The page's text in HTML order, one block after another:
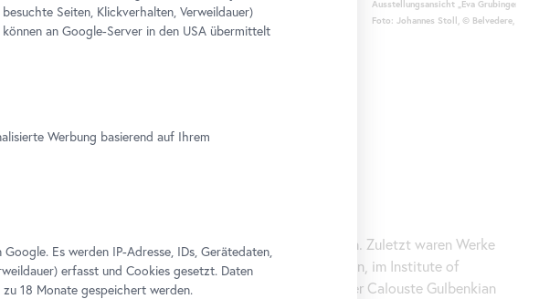
Malady of
Infinite“
Wien; © Bildrecht Wien
Ausstellungsansicht „Eva Grubinger. Malady
Foto: Johannes Stoll, © Belvedere, Wien; ©
wurde 1970 in Salzburg geboren und lebt in Berlin. Zuletzt waren Werke
u. a. auf der Busan Biennale, im Bloomberg Space, London, im Institute of
Arts, London, im Witte de With, Rotterdam, in der Calouste Gulbenkian
Seiten, Klickverhalten, Verweildauer)
an Google-Server in den USA übermittelt
Werbung basierend auf Ihrem
Es werden IP-Adresse, IDs, Gerätedaten,
erfasst und Cookies gesetzt. Daten
18 Monate gespeichert werden.